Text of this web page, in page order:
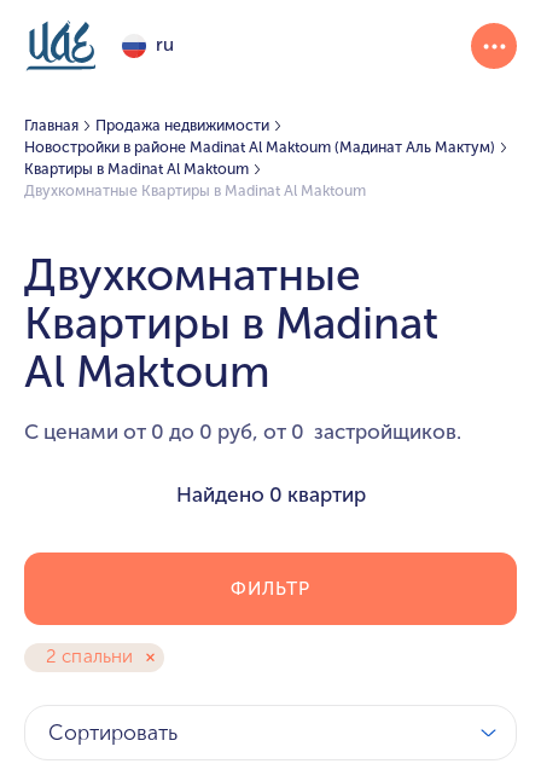
ru
Главная
Продажа недвижимости
Новостройки в районе Madinat Al Maktoum (Мадинат Аль Мактум)
Квартиры в Madinat Al Maktoum
Двухкомнатные Квартиры в Madinat Al Maktoum
Двухкомнатные
Квартиры в Madinat
Al Maktoum
С ценами от 0 до 0 руб, от 0 застройщиков.
Найдено 0 квартир
2 спальни
ФИЛЬТР
Сортировать